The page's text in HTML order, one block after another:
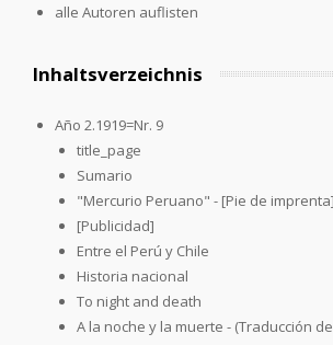
alle Autoren auflisten
Inhaltsverzeichnis
Año 2.1919=Nr. 9
title_page
Sumario
"Mercurio Peruano" - [Pie de imprenta]
[Publicidad]
Entre el Perú y Chile
Historia nacional
To night and death
A la noche y la muerte - (Traducción